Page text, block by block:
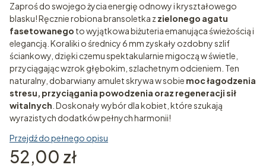
Zaproś do swojego życia energię odnowy i kryształowego
blasku! Ręcznie robiona bransoletka z zielonego agatu
fasetowanego to wyjątkowa biżuteria emanująca świeżością i
elegancją. Koraliki o średnicy 6 mm zyskały ozdobny szlif
ściankowy, dzięki czemu spektakularnie migoczą w świetle,
przyciągając wzrok głębokim, szlachetnym odcieniem. Ten
naturalny, dobarwiany amulet skrywa w sobie moc łagodzenia
stresu, przyciągania powodzenia oraz regeneracji sił
witalnych . Doskonały wybór dla kobiet, które szukają
wyrazistych dodatków pełnych harmonii!
Przejdź do pełnego opisu
Cena
52,00 zł